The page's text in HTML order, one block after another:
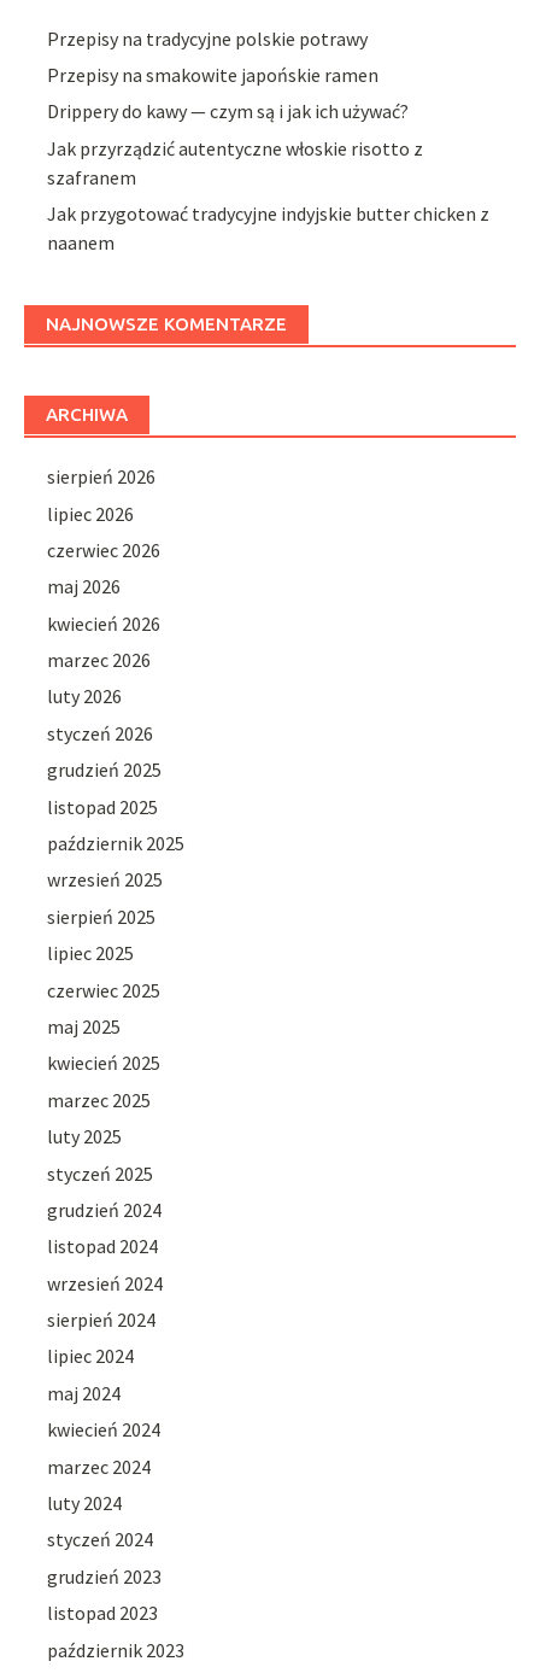
Przepisy na tradycyjne polskie potrawy
Przepisy na smakowite japońskie ramen
Drippery do kawy — czym są i jak ich używać?
Jak przyrządzić autentyczne włoskie risotto z
szafranem
Jak przygotować tradycyjne indyjskie butter chicken z
naanem
NAJNOWSZE KOMENTARZE
ARCHIWA
sierpień 2026
lipiec 2026
czerwiec 2026
maj 2026
kwiecień 2026
marzec 2026
luty 2026
styczeń 2026
grudzień 2025
listopad 2025
październik 2025
wrzesień 2025
sierpień 2025
lipiec 2025
czerwiec 2025
maj 2025
kwiecień 2025
marzec 2025
luty 2025
styczeń 2025
grudzień 2024
listopad 2024
wrzesień 2024
sierpień 2024
lipiec 2024
maj 2024
kwiecień 2024
marzec 2024
luty 2024
styczeń 2024
grudzień 2023
listopad 2023
październik 2023